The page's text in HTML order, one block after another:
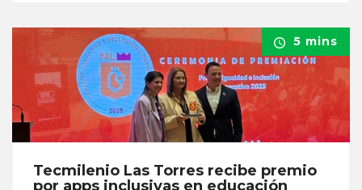
5 mins
Tecmilenio Las Torres recibe premio
por apps inclusivas en educación